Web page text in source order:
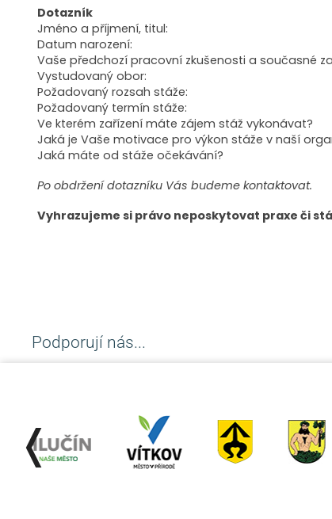
Dotazník
Jméno a příjmení, titul:
Datum narození:
Vaše předchozí pracovní zkušenosti a současné
Vystudovaný obor:
Požadovaný rozsah stáže:
Požadovaný termín stáže:
Ve kterém zařízení máte zájem stáž vykonávat?
Jaká je Vaše motivace pro výkon stáže v naší
Jaká máte od stáže očekávání?
Po obdržení dotazníku Vás budeme kontaktovat.
Vyhrazujeme si právo neposkytovat praxe či
Podporují nás...
❬